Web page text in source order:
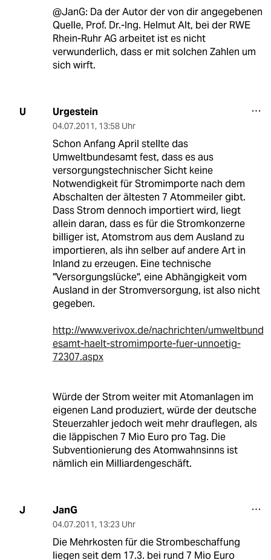
@JanG: Da der Autor der von dir angegebenen
Quelle, Prof. Dr.-Ing. Helmut Alt, bei der RWE
Rhein-Ruhr AG arbeitet ist es nicht
verwunderlich, dass er mit solchen Zahlen um
sich wirft.
U Urgestein
04.07.2011, 13:58 Uhr
Schon Anfang April stellte das
Umweltbundesamt fest, dass es aus
versorgungstechnischer Sicht keine
Notwendigkeit für Stromimporte nach dem
Abschalten der ältesten 7 Atommeiler gibt.
Dass Strom dennoch importiert wird, liegt
allein daran, dass es für die Stromkonzerne
billiger ist, Atomstrom aus dem Ausland zu
importieren, als ihn selber auf andere Art in
Inland zu erzeugen. Eine technische
"Versorgungslücke", eine Abhängigkeit vom
Ausland in der Stromversorgung, ist also nicht
gegeben.
http://www.verivox.de/nachrichten/umweltbund
esamt-haelt-stromimporte-fuer-unnoetig-
72307.aspx
Würde der Strom weiter mit Atomanlagen im
eigenen Land produziert, würde der deutsche
Steuerzahler jedoch weit mehr drauflegen, als
die läppischen 7 Mio Euro pro Tag. Die
Subventionierung des Atomwahnsinns ist
nämlich ein Milliardengeschäft.
J JanG
04.07.2011, 13:23 Uhr
Die Mehrkosten für die Strombeschaffung
liegen seit dem 17.3. bei rund 7 Mio Euro